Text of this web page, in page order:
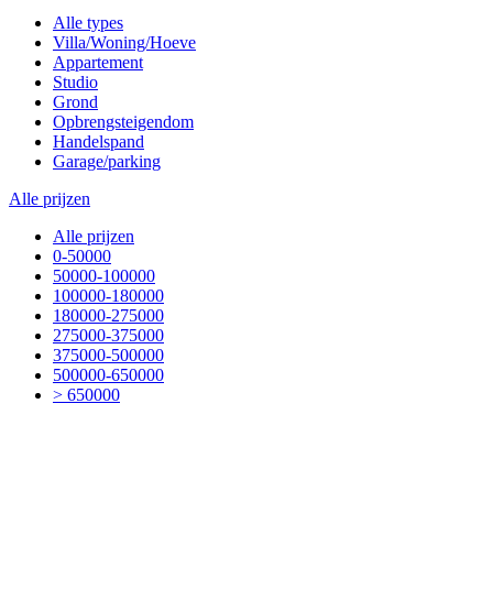
Alle types
Villa/Woning/Hoeve
Appartement
Studio
Grond
Opbrengsteigendom
Handelspand
Garage/parking
Alle prijzen
Alle prijzen
0-50000
50000-100000
100000-180000
180000-275000
275000-375000
375000-500000
500000-650000
> 650000